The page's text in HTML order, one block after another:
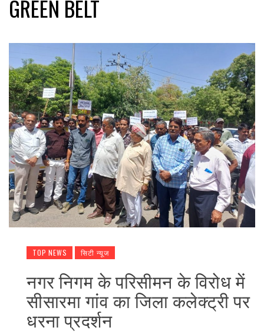
GREEN BELT
TOP NEWS सिटी न्यूज
नगर निगम के परिसीमन के विरोध में
सीसारमा गांव का जिला कलेक्ट्री पर
धरना प्रदर्शन